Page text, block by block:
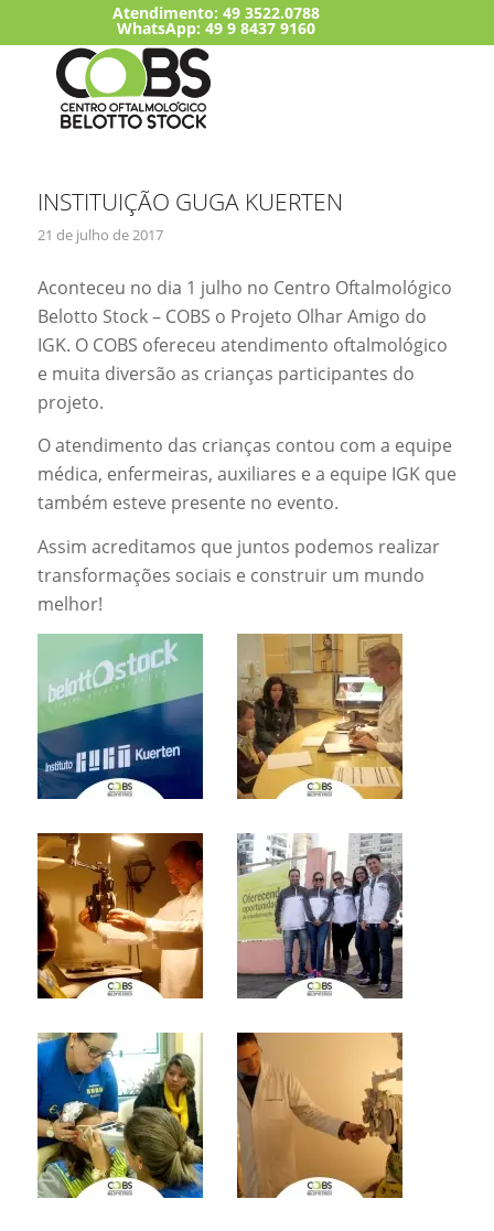
Atendimento:49 3522.0788
WhatsApp: 49 9 8437 9160
INSTITUIÇÃO GUGA KUERTEN
21 de julho de 2017
Aconteceu no dia 1 julho no Centro Oftalmológico
Belotto Stock – COBS o Projeto Olhar Amigo do
IGK. O COBS ofereceu atendimento oftalmológico
e muita diversão as crianças participantes do
projeto.
O atendimento das crianças contou com a equipe
médica, enfermeiras, auxiliares e a equipe IGK que
também esteve presente no evento.
Assim acreditamos que juntos podemos realizar
transformações sociais e construir um mundo
melhor!